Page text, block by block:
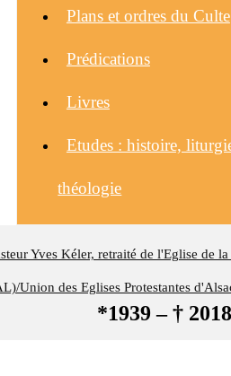
Yves Kéler, retraité de l'Eglise de
Union des Eglises Protestantes
*1939 – † 2018
Plans et ordres du Culte
Prédications
Livres
Etudes : histoire,
théologie